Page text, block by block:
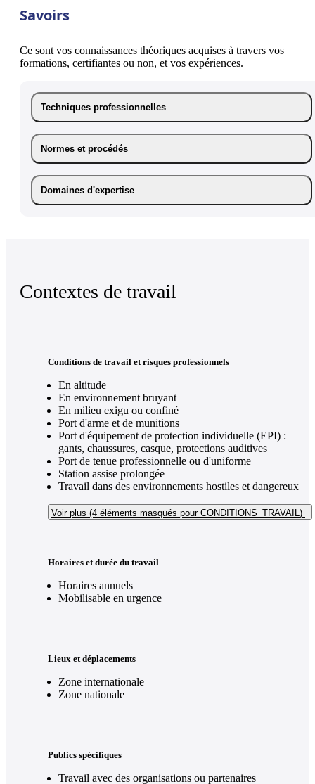
Savoirs
Ce sont vos connaissances théoriques acquises à travers vos
formations, certifiantes ou non, et vos expériences.
Techniques professionnelles
Normes et procédés
Domaines d'expertise
Contextes de travail
Conditions de travail et risques professionnels
En altitude
En environnement bruyant
En milieu exigu ou confiné
Port d'arme et de munitions
Port d'équipement de protection individuelle (EPI) :
gants, chaussures, casque, protections auditives
Port de tenue professionnelle ou d'uniforme
Station assise prolongée
Travail dans des environnements hostiles et dangereux
Voir plus (4 éléments masqués pour CONDITIONS_TRAVAIL)
Horaires et durée du travail
Horaires annuels
Mobilisable en urgence
Lieux et déplacements
Zone internationale
Zone nationale
Publics spécifiques
Travail avec des organisations ou partenaires